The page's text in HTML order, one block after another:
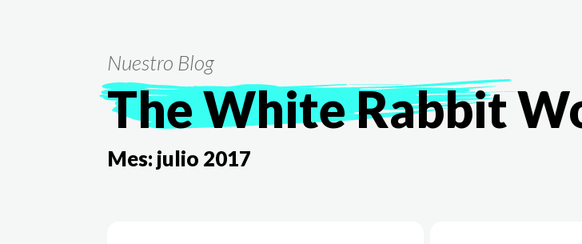
Nuestro Blog
The White Rabbit
Mes:julio 2017